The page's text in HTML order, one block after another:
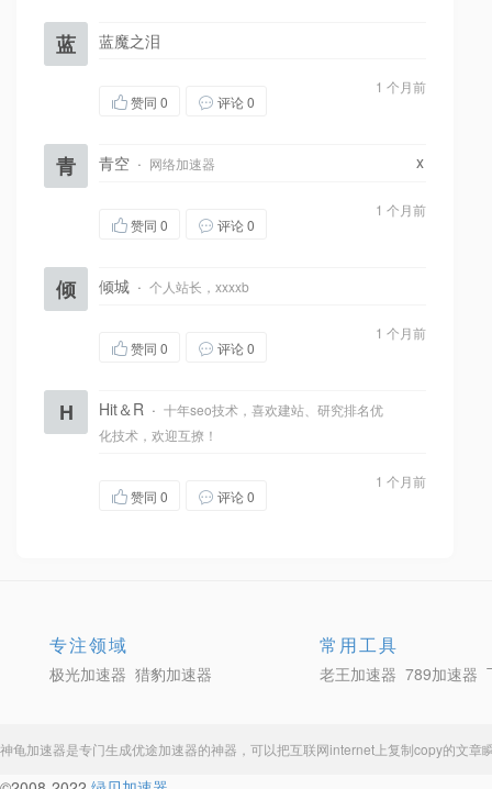
蓝 蓝魔之泪
1 个月前
赞同 0 评论 0
青 青空 · 网络加速器 x
1 个月前
赞同 0 评论 0
倾 倾城 · 个人站长，xxxxb
1 个月前
赞同 0 评论 0
H Hit＆R · 十年seo技术，喜欢建站、研究排名优
化技术，欢迎互撩！
1 个月前
赞同 0 评论 0
专注领域
极光加速器 猎豹加速器
常用工具
老王加速器 789加速器
神龟加速器是专门生成优途加速器的神器，可以把互联网internet上复制copy的文章